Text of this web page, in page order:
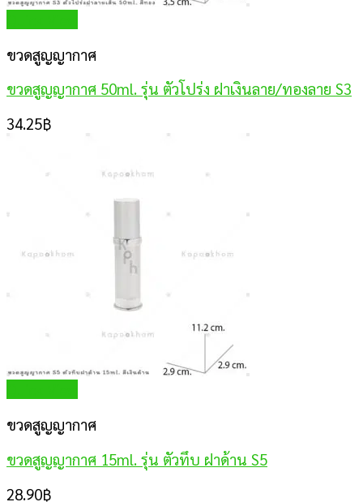
ขวดสูญญากาศ
ขวดสูญญากาศ 50ml. รุ่น ตัวโปร่ง ฝาเงินลาย/ทองลาย S3
34.25฿
ขวดสูญญากาศ
ขวดสูญญากาศ 15ml. รุ่น ตัวทึบ ฝาด้าน S5
28.90฿